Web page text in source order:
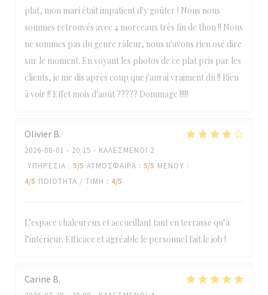
plat, mon mari était impatient d'y goûter ! Nous nous
sommes retrouvés avec 4 morceaux très fin de thon !! Nous
ne sommes pas du genre râleur, nous n'avons rien osé dire
sur le moment. En voyant les photos de ce plat pris par les
clients, je me dis après coup que j'aurai vraiment dû !! Rien
à voir !! Effet mois d'août ????? Dommage !!!!!
Olivier B
2026-08-01 - 20:15 - ΚΑΛΕΣΜΈΝΟΙ 2
ΥΠΗΡΕΣΊΑ : 5/5 ΑΤΜΌΣΦΑΙΡΑ : 5/5 ΜΕΝΟΎ :
4/5 ΠΟΙΌΤΗΤΑ / ΤΙΜΉ : 4/5
L’espace chaleureux et accueillant tant en terrasse qu’à
l’intérieur. Efficace et agréable le personnel fait le job !
Carine B